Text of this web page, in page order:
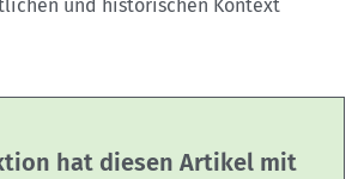
und historischen Kontext
hat diesen Artikel mit